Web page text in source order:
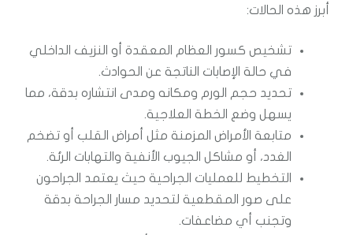
أبرز هذه الحالات:
تشخيص كسور العظام المعقدة أو النزيف الداخلي
في حالة الإصابات الناتجة عن الحوادث.
تحديد حجم الورم ومكانه ومدى انتشاره بدقة، مما
يسهل وضع الخطة العلاجية.
متابعة الأمراض المزمنة مثل أمراض القلب أو تضخم
الغدد، أو مشاكل الجيوب الأنفية والتهابات الرئة.
التخطيط للعمليات الجراحية حيث يعتمد الجراحون
على صور المقطعية لتحديد مسار الجراحة بدقة
وتجنب أي مضاعفات.